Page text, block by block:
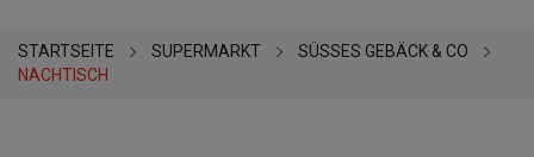
STARTSEITE SUPERMARKT
SÜSSES GEBÄCK & CO
NACHTISCH